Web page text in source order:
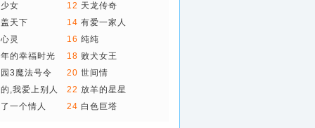
女 12 天龙传奇
天下 14 有爱一家人
灵 16 纯纯
的幸福时光
18 败犬女王
3魔法号令 20 世间情
,我爱上别人
22 放羊的星星
一个情人 24 白色巨塔